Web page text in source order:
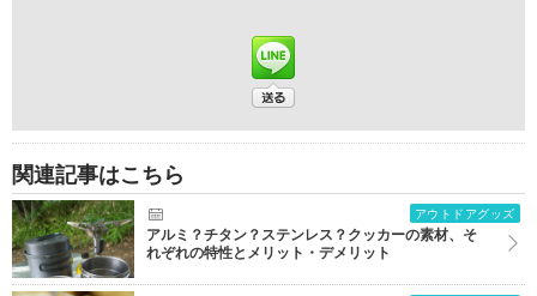
関連記事はこちら
アウトドアグッズ
アルミ？チタン？ステンレス？クッカーの素材、そ
れぞれの特性とメリット・デメリット